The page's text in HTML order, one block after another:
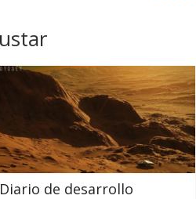
Diario de desarrollo